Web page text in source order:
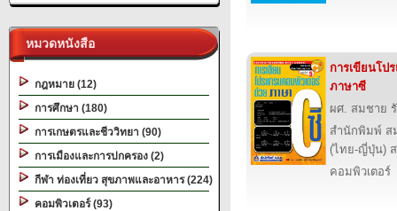
หมวดหนังสือ
กฎหมาย (12)
การศึกษา (180)
การเกษตรและชีววิทยา (90)
การเมืองและการปกครอง (2)
กีฬา ท่องเที่ยว สุขภาพและอาหาร (224)
คอมพิวเตอร์ (93)
การเขียนโป
ภาษาซี
ผศ. สมชาย
สำนักพิมพ์ ส
(ไทย-ญี่ปุ่น)
คอมพิวเตอร์